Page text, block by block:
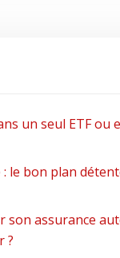
un seul ETF ou
le bon plan
son assurance
?